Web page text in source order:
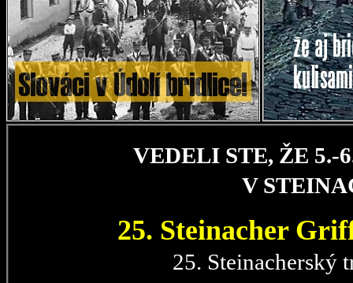
VEDELI STE, ŽE 5.-
V
25. Steinacher
25. Steinacherský